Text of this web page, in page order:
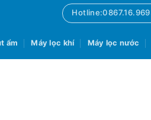
ẩm Máy lọc khí Máy lọc nước